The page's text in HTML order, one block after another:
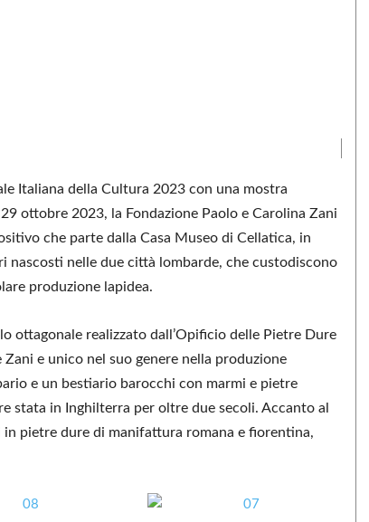
Italiana della Cultura 2023 con una mostra
ottobre 2023, la Fondazione Paolo e Carolina Zani
che parte dalla Casa Museo di Cellatica, in
nascosti nelle due città lombarde, che custodiscono
produzione lapidea.
ottagonale realizzato dall’Opificio delle Pietre Dure
e unico nel suo genere nella produzione
e un bestiario barocchi con marmi e pietre
stata in Inghilterra per oltre due secoli. Accanto al
pietre dure di manifattura romana e fiorentina,